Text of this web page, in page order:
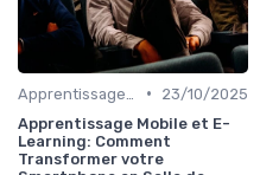
•
23/10/2025
Apprentissage Mobile et E-
Learning: Comment
Transformer votre